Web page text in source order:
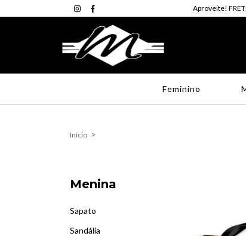
Aproveite!
Feminino
Início >
Menina
Sapato
Sandália